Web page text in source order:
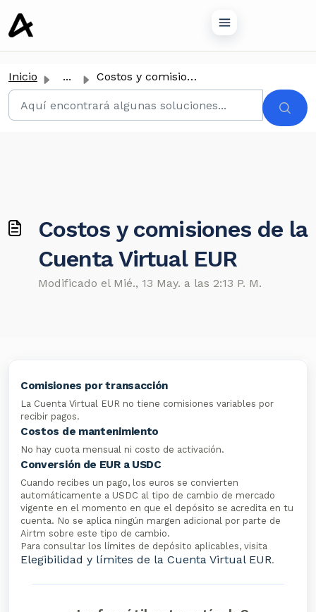
principal
Inicio ... Costos y comisiones de la Cuenta Virtual EUR
Costos y comisiones de la
Cuenta Virtual EUR
Modificado el Mié., 13 May. a las 2:13 P. M.
Comisiones por transacción
La Cuenta Virtual EUR no tiene comisiones variables por
recibir pagos.
Costos de mantenimiento
No hay cuota mensual ni costo de activación.
Conversión de EUR a USDC
Cuando recibes un pago, los euros se convierten
automáticamente a USDC al tipo de cambio de mercado
vigente en el momento en que el depósito se acredita en tu
cuenta. No se aplica ningún margen adicional por parte de
Airtm sobre este tipo de cambio.
Para consultar los límites de depósito aplicables, visita
Elegibilidad y límites de la Cuenta Virtual EUR.